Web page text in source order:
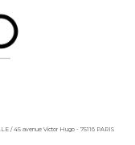
/ 45 avenue Victor Hugo - 75116 PARIS